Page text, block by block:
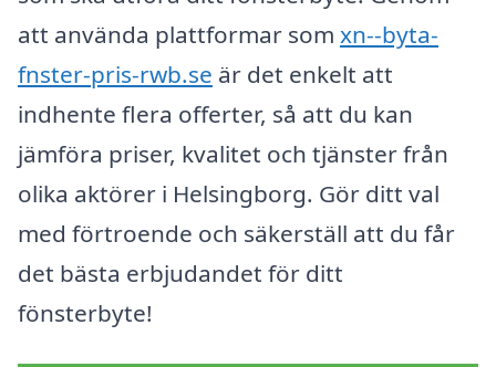
att använda plattformar som xn--byta-
fnster-pris-rwb.se är det enkelt att
indhente flera offerter, så att du kan
jämföra priser, kvalitet och tjänster från
olika aktörer i Helsingborg. Gör ditt val
med förtroende och säkerställ att du får
det bästa erbjudandet för ditt
fönsterbyte!